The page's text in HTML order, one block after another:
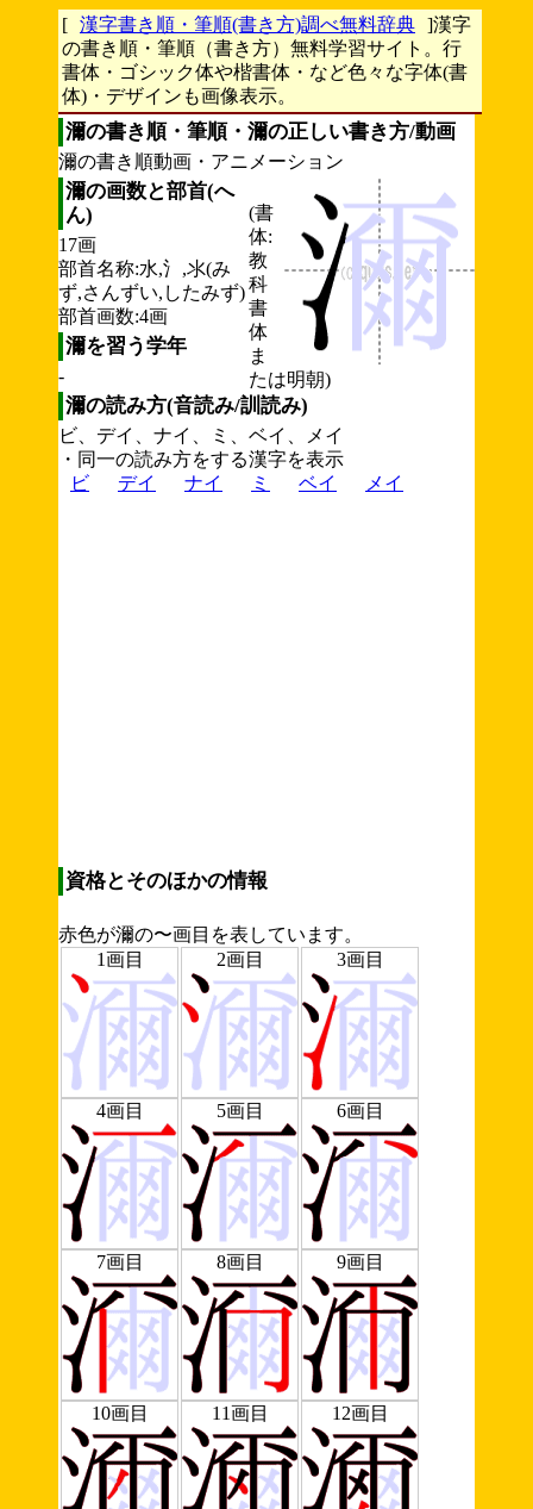
[ 漢字書き順・筆順(書き方)調べ無料辞典 ]漢字
の書き順・筆順（書き方）無料学習サイト。行
書体・ゴシック体や楷書体・など色々な字体(書
体)・デザインも画像表示。
濔の書き順・筆順・濔の正しい書き方/動画
濔の書き順動画・アニメーション
(書
体:
教
科
書
体
ま
たは明朝)
濔の画数と部首(へ
ん)
17画
部首名称:水,氵,氺(み
ず,さんずい,したみず)
部首画数:4画
濔を習う学年
-
濔の読み方(音読み/訓読み)
ビ、デイ、ナイ、ミ、ベイ、メイ
・同一の読み方をする漢字を表示
ビ
デイ ナイ ミ ベイ メイ
資格とそのほかの情報
赤色が濔の〜画目を表しています。
1画目
2画目 3画目
4画目 5画目 6画目
7画目 8画目 9画目
10画目 11画目 12画目